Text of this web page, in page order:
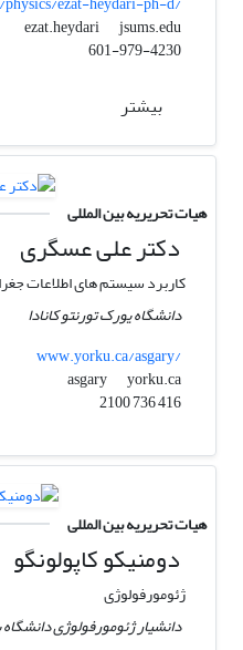
ezat.heydari
jsums.edu
601-979-4230
بیشتر
هیات تحریریه بین المللی
دکتر علی عسگری
کاربرد سیستم های اطلاعات
دانشگاه یورک تورنتو کانادا
www.yorku.ca/asgary/
asgary
yorku.ca
416 736 2100
هیات تحریریه بین المللی
دومنیکو کاپولونگو
ژئومورفولوژی
دانشیار ژئومورفولوژی دانشگاه